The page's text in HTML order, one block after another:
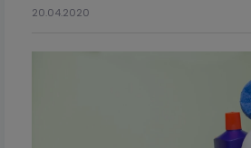
20.04.2020